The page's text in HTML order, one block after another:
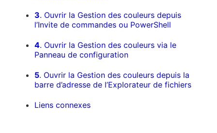
3. Ouvrir la Gestion des couleurs depuis
l’Invite de commandes ou PowerShell
4. Ouvrir la Gestion des couleurs via le
Panneau de configuration
5. Ouvrir la Gestion des couleurs depuis la
barre d’adresse de l’Explorateur de fichiers
Liens connexes